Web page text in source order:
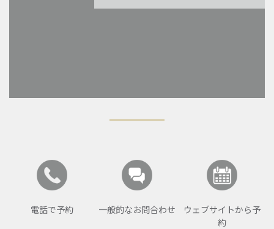
電話で予約 一般的なお問合わせ
ウェブサイトから予
約